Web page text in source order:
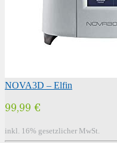
NOVA3D – Elfin
99,99 €
inkl. 16% gesetzlicher MwSt.